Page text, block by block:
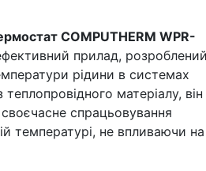
COMPUTHERM WPR-
прилад,
рідини в системах
матеріалу, він
спрацьовування
температурі, не впливаючи на